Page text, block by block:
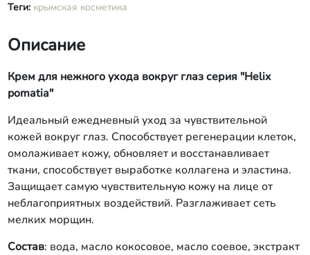
Теги: крымская косметика
Описание
Крем для нежного ухода вокруг глаз серия "Helix
pomatia"
Идеальный ежедневный уход за чувствительной
кожей вокруг глаз. Способствует регенерации клеток,
омолаживает кожу, обновляет и восстанавливает
ткани, способствует выработке коллагена и эластина.
Защищает самую чувствительную кожу на лице от
неблагоприятных воздействий. Разглаживает сеть
мелких морщин.
Состав: вода, масло кокосовое, масло соевое, экстракт